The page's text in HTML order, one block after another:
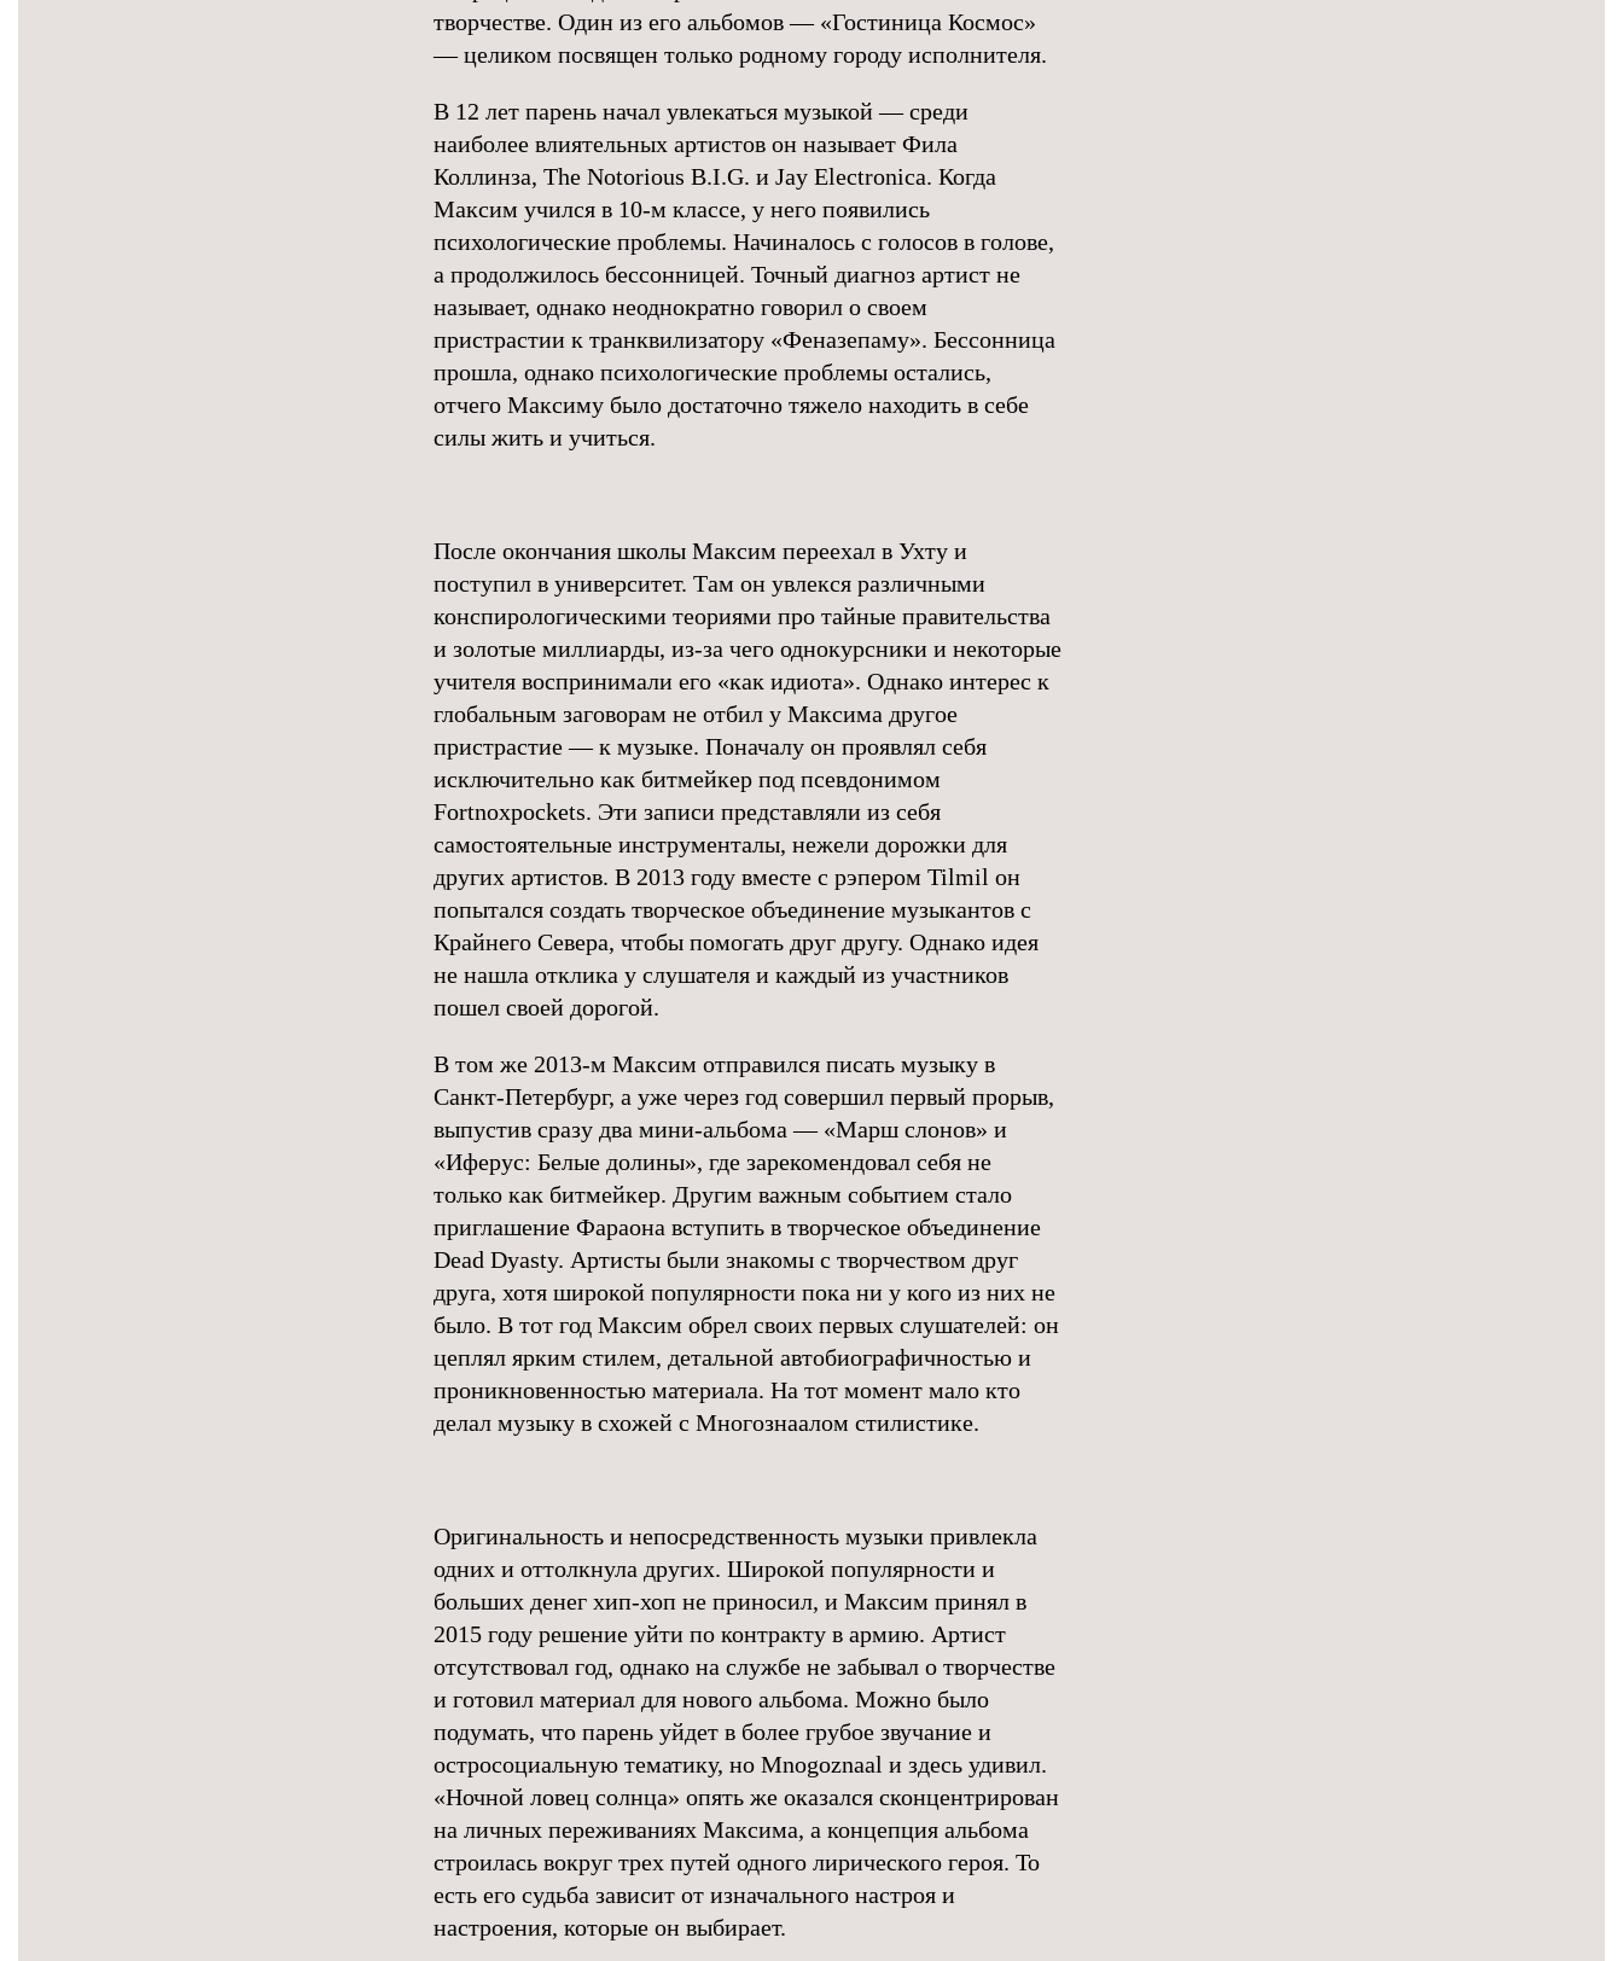
творчестве. Один из его альбомов — «Гостиница Космос»
— целиком посвящен только родному городу исполнителя.
В 12 лет парень начал увлекаться музыкой — среди
наиболее влиятельных артистов он называет Фила
Коллинза, The Notorious B.I.G. и Jay Electronica. Когда
Максим учился в 10-м классе, у него появились
психологические проблемы. Начиналось с голосов в голове,
а продолжилось бессонницей. Точный диагноз артист не
называет, однако неоднократно говорил о своем
пристрастии к транквилизатору «Феназепаму». Бессонница
прошла, однако психологические проблемы остались,
отчего Максиму было достаточно тяжело находить в себе
силы жить и учиться.
После окончания школы Максим переехал в Ухту и
поступил в университет. Там он увлекся различными
конспирологическими теориями про тайные правительства
и золотые миллиарды, из-за чего однокурсники и некоторые
учителя воспринимали его «как идиота». Однако интерес к
глобальным заговорам не отбил у Максима другое
пристрастие — к музыке. Поначалу он проявлял себя
исключительно как битмейкер под псевдонимом
Fortnoxpockets. Эти записи представляли из себя
самостоятельные инструменталы, нежели дорожки для
других артистов. В 2013 году вместе с рэпером Tilmil он
попытался создать творческое объединение музыкантов с
Крайнего Севера, чтобы помогать друг другу. Однако идея
не нашла отклика у слушателя и каждый из участников
пошел своей дорогой.
В том же 2013-м Максим отправился писать музыку в
Санкт-Петербург, а уже через год совершил первый прорыв,
выпустив сразу два мини-альбома — «Марш слонов» и
«Иферус: Белые долины», где зарекомендовал себя не
только как битмейкер. Другим важным событием стало
приглашение Фараона вступить в творческое объединение
Dead Dyasty. Артисты были знакомы с творчеством друг
друга, хотя широкой популярности пока ни у кого из них не
было. В тот год Максим обрел своих первых слушателей: он
цеплял ярким стилем, детальной автобиографичностью и
проникновенностью материала. На тот момент мало кто
делал музыку в схожей с Многознаалом стилистике.
Оригинальность и непосредственность музыки привлекла
одних и оттолкнула других. Широкой популярности и
больших денег хип-хоп не приносил, и Максим принял в
2015 году решение уйти по контракту в армию. Артист
отсутствовал год, однако на службе не забывал о творчестве
и готовил материал для нового альбома. Можно было
подумать, что парень уйдет в более грубое звучание и
остросоциальную тематику, но Mnogoznaal и здесь удивил.
«Ночной ловец солнца» опять же оказался сконцентрирован
на личных переживаниях Максима, а концепция альбома
строилась вокруг трех путей одного лирического героя. То
есть его судьба зависит от изначального настроя и
настроения, которые он выбирает.